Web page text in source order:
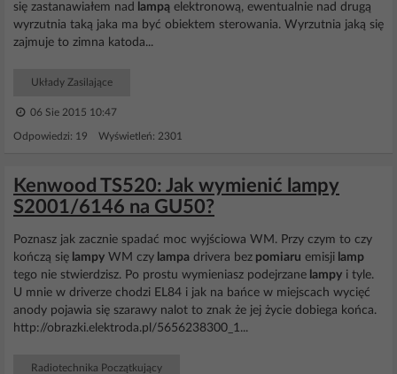
się zastanawiałem nad lampą elektronową, ewentualnie nad drugą
wyrzutnia taką jaka ma być obiektem sterowania. Wyrzutnia jaką się
zajmuje to zimna katoda...
Układy Zasilające
06 Sie 2015 10:47
Odpowiedzi: 19 Wyświetleń: 2301
Kenwood TS520: Jak wymienić lampy
S2001/6146 na GU50?
Poznasz jak zacznie spadać moc wyjściowa WM. Przy czym to czy
kończą się lampy WM czy lampa drivera bez pomiaru emisji lamp
tego nie stwierdzisz. Po prostu wymieniasz podejrzane lampy i tyle.
U mnie w driverze chodzi EL84 i jak na bańce w miejscach wycięć
anody pojawia się szarawy nalot to znak że jej życie dobiega końca.
http://obrazki.elektroda.pl/5656238300_1...
Radiotechnika Początkujący